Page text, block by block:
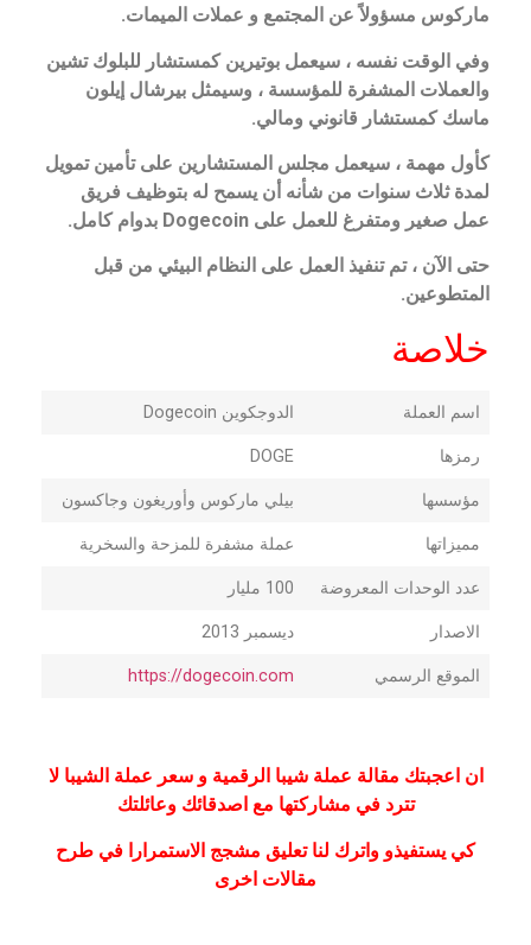
ماركوس مسؤولاً عن المجتمع و عملات الميمات.
وفي الوقت نفسه ، سيعمل بوتيرين كمستشار للبلوك تشين
والعملات المشفرة للمؤسسة ، وسيمثل بيرشال إيلون
ماسك كمستشار قانوني ومالي.
كأول مهمة ، سيعمل مجلس المستشارين على تأمين تمويل
لمدة ثلاث سنوات من شأنه أن يسمح له بتوظيف فريق
عمل صغير ومتفرغ للعمل على Dogecoin بدوام كامل.
حتى الآن ، تم تنفيذ العمل على النظام البيئي من قبل
المتطوعين.
خلاصة
اسم العملة الدوجكوين Dogecoin
رمزها DOGE
مؤسسها بيلي ماركوس وأوريغون وجاكسون
مميزاتها عملة مشفرة للمزحة والسخرية
عدد الوحدات المعروضة 100 مليار
الاصدار ديسمبر 2013
الموقع الرسمي https://dogecoin.com
ان اعجبتك مقالة عملة شيبا الرقمية و سعر عملة الشيبا لا
تترد في مشاركتها مع اصدقائك وعائلتك
كي يستفيذو واترك لنا تعليق مشجج الاستمرارا في طرح
مقالات اخرى